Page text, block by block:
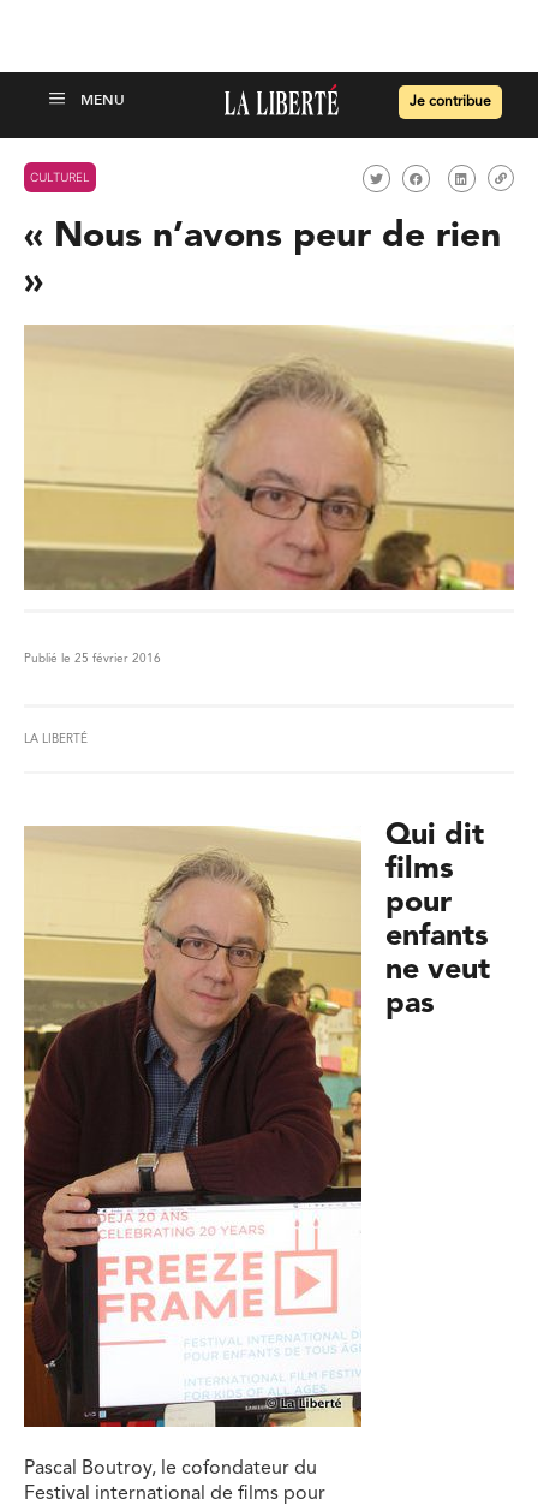
Je contribue
CULTUREL
« Nous n’avons peur de rien
»
Publié le 25 février 2016
LA LIBERTÉ
Pascal Boutroy, le cofondateur du
Festival international de films pour
Qui dit
films
pour
enfants
ne veut
pas